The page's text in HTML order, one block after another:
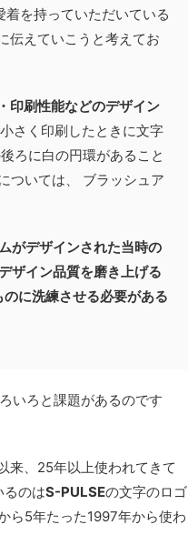
を持っていただいている
伝えていこうと考えてお
印刷性能などのデザイン
さく印刷したときに文字
ろに白の円環があること
ついては、 ブラッシュア
がデザインされた当時の
ザイン品質を磨き上げる
に洗練させる必要がある
いろと課題があるのです
来、25年以上使われてきて
るのはS-PULSEの文字のロゴ
ら5年たった1997年から使わ